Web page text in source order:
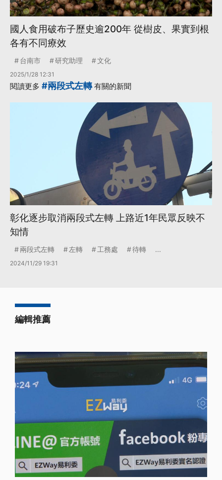
國人食用破布子歷史逾200年 從樹皮、果實到根
各有不同療效
台南市 研究助理 文化
2025/1/28 12:31
閱讀更多 #兩段式左轉有關的新聞
彰化逐步取消兩段式左轉 上路近1年民眾反映不
知情
兩段式左轉 左轉 工務處 待轉 ...
2024/11/29 19:31
編輯推薦